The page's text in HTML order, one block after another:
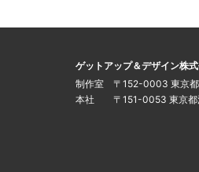
運営会社
ゲットアップ＆デザイン株
制作室 〒152-0003 東京
本社 〒151-0053 東京都